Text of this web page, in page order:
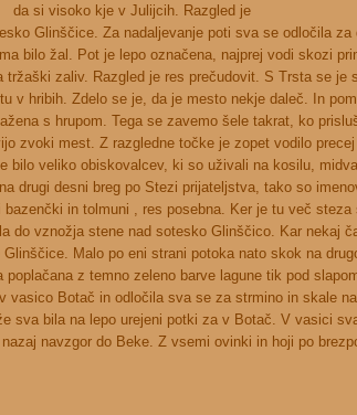
da si visoko kje v Julijcih. Razgled je
Glinščice. Za nadaljevanje poti sva se odločila
bilo žal. Pot je lepo označena, najprej vodi skozi
tržaški zaliv. Razgled je res prečudovit. S Trsta se je
v hribih. Zdelo se je, da je mesto nekje daleč. In
s hrupom. Tega se zavemo šele takrat, ko
zvoki mest. Z razgledne točke je zopet vodilo
bilo veliko obiskovalcev, ki so uživali na kosilu,
drugi desni breg po Stezi prijateljstva, tako so
in tolmuni , res posebna. Ker je tu več steza
do vznožja stene nad sotesko Glinščico. Kar nekaj
Malo po eni strani potoka nato skok na
z temno zeleno barve lagune tik pod
vasico Botač in odločila sva se za strmino in skale
sva bila na lepo urejeni potki za v Botač. V vasici
navzgor do Beke. Z vsemi ovinki in hoji po